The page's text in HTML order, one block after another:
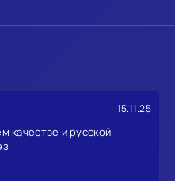
15.11.25
качестве и русской